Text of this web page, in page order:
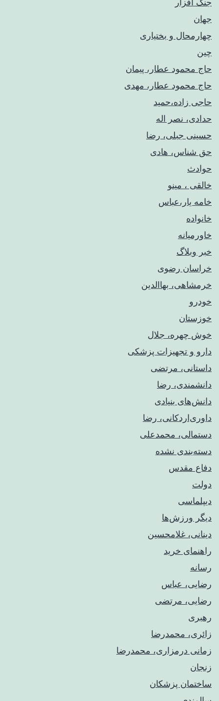
جنگ افزار
جهان
چهارمحال و بختیاری
چین
حاج محمود عطار، پیمان
حاج محمود عطار، مهدی
حاجی زاده،حمید
حدادی، نصر اله
حسینی جبلی، رضا
حق شناس، هادی
حوادث
خالقی ، مینو
خامه یار،عباس
خانواده
خاورمیانه
خبر وبلاگ
خراسان رضوی
خرمشاهی، بهاالدین
خودرو
خوزستان
خوش چهره، جلال
دارو و تجهیزات پزشکی
داستانی، مرتضی
دانشمندی، رضا
دانش‌های بنیادی
داوری‌اردکانی، رضا
دستمالی، محمدعلی
دسته‌بندی نشده
دفاع مقدس
دولت
دیپلماسی
دیگر ورزش‌ها
دینانی، غلامحسین
راهنمای خريد
رسانه
رضایی، عباس
رضایی، مرتضی
رهبری
زائری، محمدرضا
زمانی درمزاری، محمدرضا
زنجان
ساختمان پزشکان